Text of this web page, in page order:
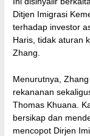
Ditjen Imigrasi
terhadap investor
Haris, tidak aturan
Zhang.
Menurutnya,
rekananan
Thomas Khuana.
bersikap dan
mencopot Dirjen